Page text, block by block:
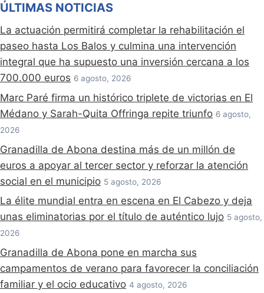
ÚLTIMAS NOTICIAS
La actuación permitirá completar la rehabilitación el
paseo hasta Los Balos y culmina una intervención
integral que ha supuesto una inversión cercana a los
700.000 euros 6 agosto, 2026
Marc Paré firma un histórico triplete de victorias en El
Médano y Sarah-Quita Offringa repite triunfo 6 agosto,
2026
Granadilla de Abona destina más de un millón de
euros a apoyar al tercer sector y reforzar la atención
social en el municipio 5 agosto, 2026
La élite mundial entra en escena en El Cabezo y deja
unas eliminatorias por el título de auténtico lujo 5 agosto,
2026
Granadilla de Abona pone en marcha sus
campamentos de verano para favorecer la conciliación
familiar y el ocio educativo 4 agosto, 2026